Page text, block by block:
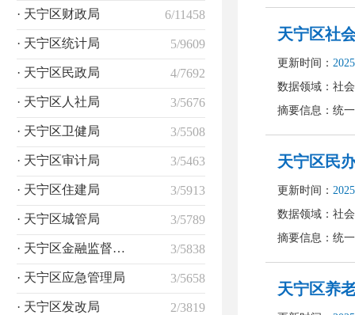
· 天宁区财政局 6/11458
· 天宁区统计局 5/9609
· 天宁区民政局 4/7692
· 天宁区人社局 3/5676
· 天宁区卫健局 3/5508
· 天宁区审计局 3/5463
· 天宁区住建局 3/5913
· 天宁区城管局 3/5789
· 天宁区金融监督管理局 3/5838
· 天宁区应急管理局 3/5658
· 天宁区发改局 2/3819